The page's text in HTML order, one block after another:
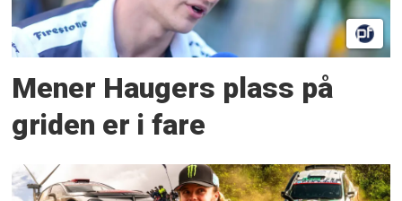
Mener Haugers plass på
griden er i fare